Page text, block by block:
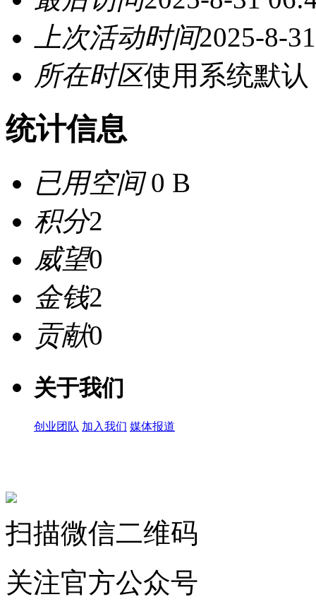
上次活动时间2025-8-
所在时区使用系统默认
统计信息
已用空间0 B
积分2
威望0
金钱2
贡献0
关于我们
创业团队 加入我们 媒体报道
扫描微信二维码
关注官方公众号